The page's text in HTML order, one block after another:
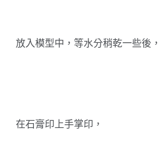
放入模型中，等水分稍乾一些後，
在石膏印上手掌印，